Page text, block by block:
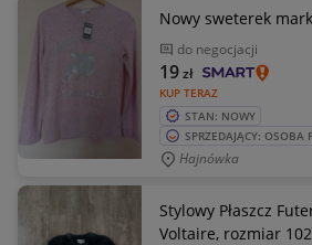
Nowy sweterek
do negocjacji
KUP TERAZ
19zł
STAN: NOWY
SPRZEDAJĄCY: OSOBA
Hajnówka
Stylowy Płaszcz
Voltaire, rozmiar